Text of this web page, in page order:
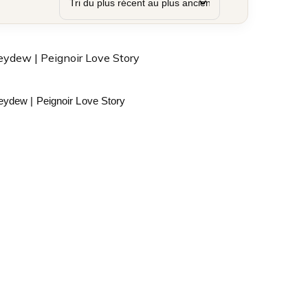
| Peignoir Love Story